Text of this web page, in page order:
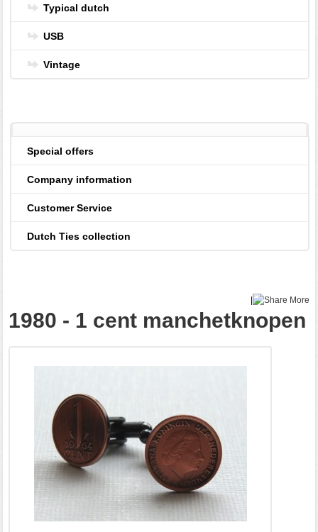
Typical dutch
USB
Vintage
Special offers
Company information
Customer Service
Dutch Ties collection
More
1980 - 1 cent manchetknopen